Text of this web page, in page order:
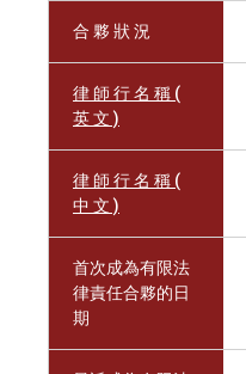
合 夥 狀 況
律 師 行 名 稱 (
英 文 )
律 師 行 名 稱 (
中 文 )
首次成為有限法
律責任合夥的日
期